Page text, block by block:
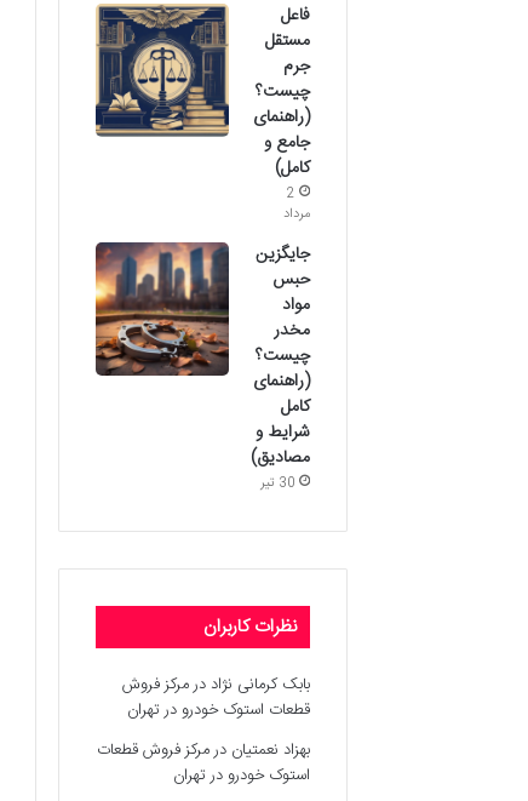
فاعل
مستقل
جرم
چیست؟
(راهنمای
جامع و
کامل)
2
مرداد
جایگزین
حبس
مواد
مخدر
چیست؟
(راهنمای
کامل
شرایط و
مصادیق)
30 تیر
نظرات کاربران
بابک کرمانی نژاد درمرکز فروش
قطعات استوک خودرو در تهران
بهزاد نعمتیان درمرکز فروش قطعات
استوک خودرو در تهران